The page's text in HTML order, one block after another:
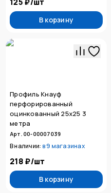
В корзину
Профиль Кнауф
перфорированный
оцинкованный 25х25 3
метра
Арт. 00-00007039
В наличии: в9 магазинах
218 ₽/шт
В корзину